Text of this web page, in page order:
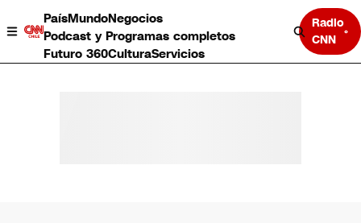
PaísMundoNegocios
Podcast y Programas completos
Futuro 360CulturaServicios
Radio
CNN